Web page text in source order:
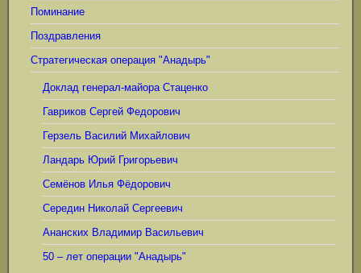
Поминание
Поздравления
Стратегическая операция "Анадырь"
Доклад генерал-майора Стаценко
Гавриков Сергей Федорович
Герзель Василий Михайлович
Ландарь Юрий Григорьевич
Семёнов Илья Фёдорович
Середин Николай Сергеевич
Ананских Владимир Васильевич
50 – лет операции "Анадырь"